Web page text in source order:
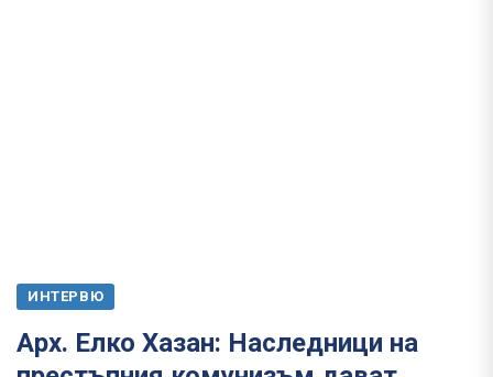
ИНТЕРВЮ
Арх. Елко Хазан: Наследници на